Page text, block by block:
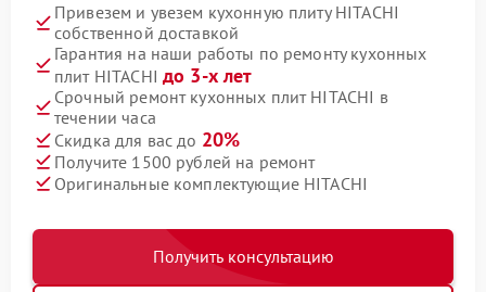
Привезем и увезем кухонную плиту HITACHI
собственной доставкой
Гарантия на наши работы по ремонту кухонных
плит HITACHI до 3-х лет
Срочный ремонт кухонных плит HITACHI в
течении часа
Скидка для вас до 20%
Получите 1500 рублей на ремонт
Оригинальные комплектующие HITACHI
Получить консультацию